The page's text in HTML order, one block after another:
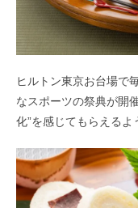
ヒルトン東京お台場で
なスポーツの祭典が開
化”を感じてもらえるよ